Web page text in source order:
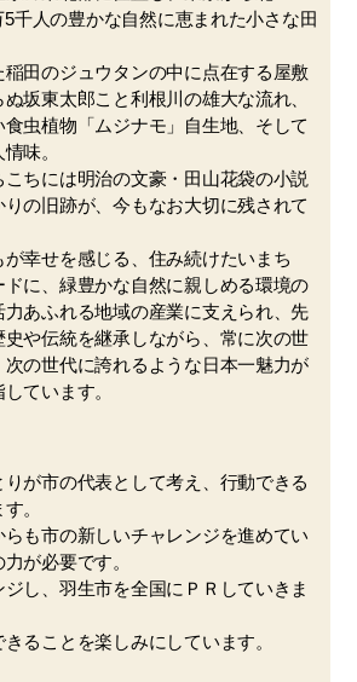
千人の豊かな自然に恵まれた小さな田
田のジュウタンの中に点在する屋敷
坂東太郎こと利根川の雄大な流れ、
虫植物「ムジナモ」自生地、そして
味。
ちには明治の文豪・田山花袋の小説
りの旧跡が、今もなお大切に残されて
幸せを感じる、住み続けたいまち
に、緑豊かな自然に親しめる環境の
力あふれる地域の産業に支えられ、先
史や伝統を継承しながら、常に次の世
の世代に誇れるような日本一魅力が
ています。
が市の代表として考え、行動できる
。
も市の新しいチャレンジを進めてい
が必要です。
し、羽生市を全国にＰＲしていきま
ることを楽しみにしています。